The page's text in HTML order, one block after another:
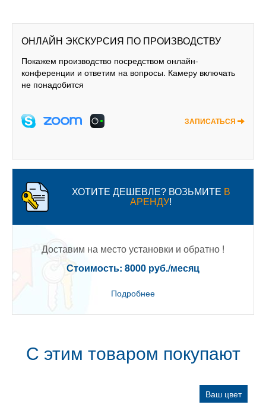
ОНЛАЙН ЭКСКУРСИЯ ПО ПРОИЗВОДСТВУ
Покажем производство посредством онлайн-
конференции и ответим на вопросы. Камеру включать
не понадобится
ЗАПИСАТЬСЯ
ХОТИТЕ ДЕШЕВЛЕ? ВОЗЬМИТЕ В
АРЕНДУ!
Доставим на место установки и обратно !
Стоимость: 8000 руб./месяц
Подробнее
С этим товаром покупают
Ваш цвет